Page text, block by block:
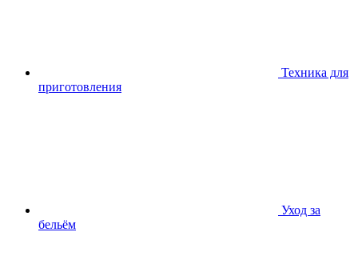
Техника для
приготовления
Уход за
бельём